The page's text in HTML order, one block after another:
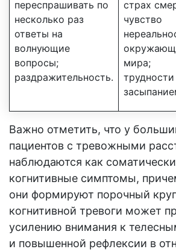
переспрашивать по
несколько раз
ответы на
волнующие
вопросы;
раздражительность.
страх
чувство
мира;
трудности
Важно отметить, что у
пациентов с тревожными
наблюдаются как
когнитивные симптомы,
они формируют порочный
когнитивной тревоги может
усилению внимания к
и повышенной рефлексии в